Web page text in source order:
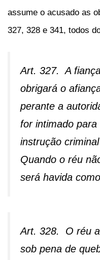
assume o acusado as
327, 328 e 341, todos
Art. 327. A
obrigará o
perante a
for intimado
instrução
Quando o réu
será havida
Art. 328. O réu
sob pena de